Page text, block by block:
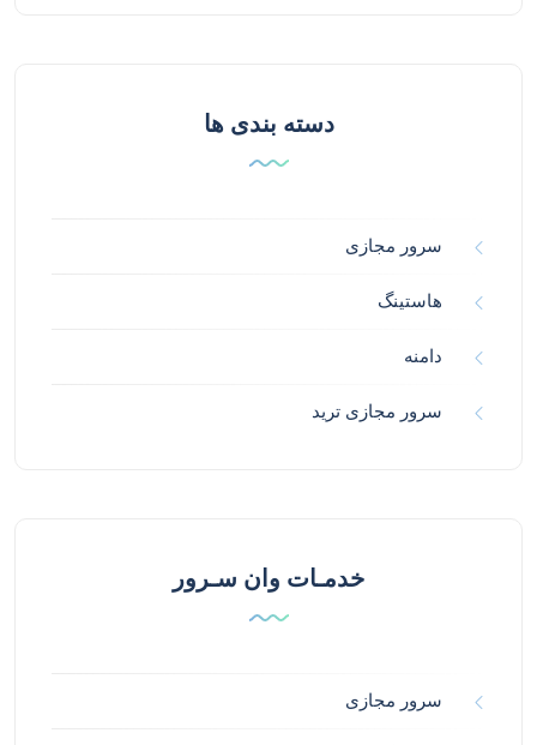
دسته بندی ها
سرور مجازی
هاستینگ
دامنه
سرور مجازی ترید
خدمـات وان سـرور
سرور مجازی